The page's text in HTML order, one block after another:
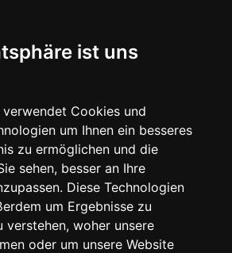
ist uns
verwendet Cookies und
um Ihnen ein besseres
zu ermöglichen und die
sehen, besser an Ihre
Diese Technologien
um Ergebnisse zu
verstehen, woher unsere
oder um unsere Website